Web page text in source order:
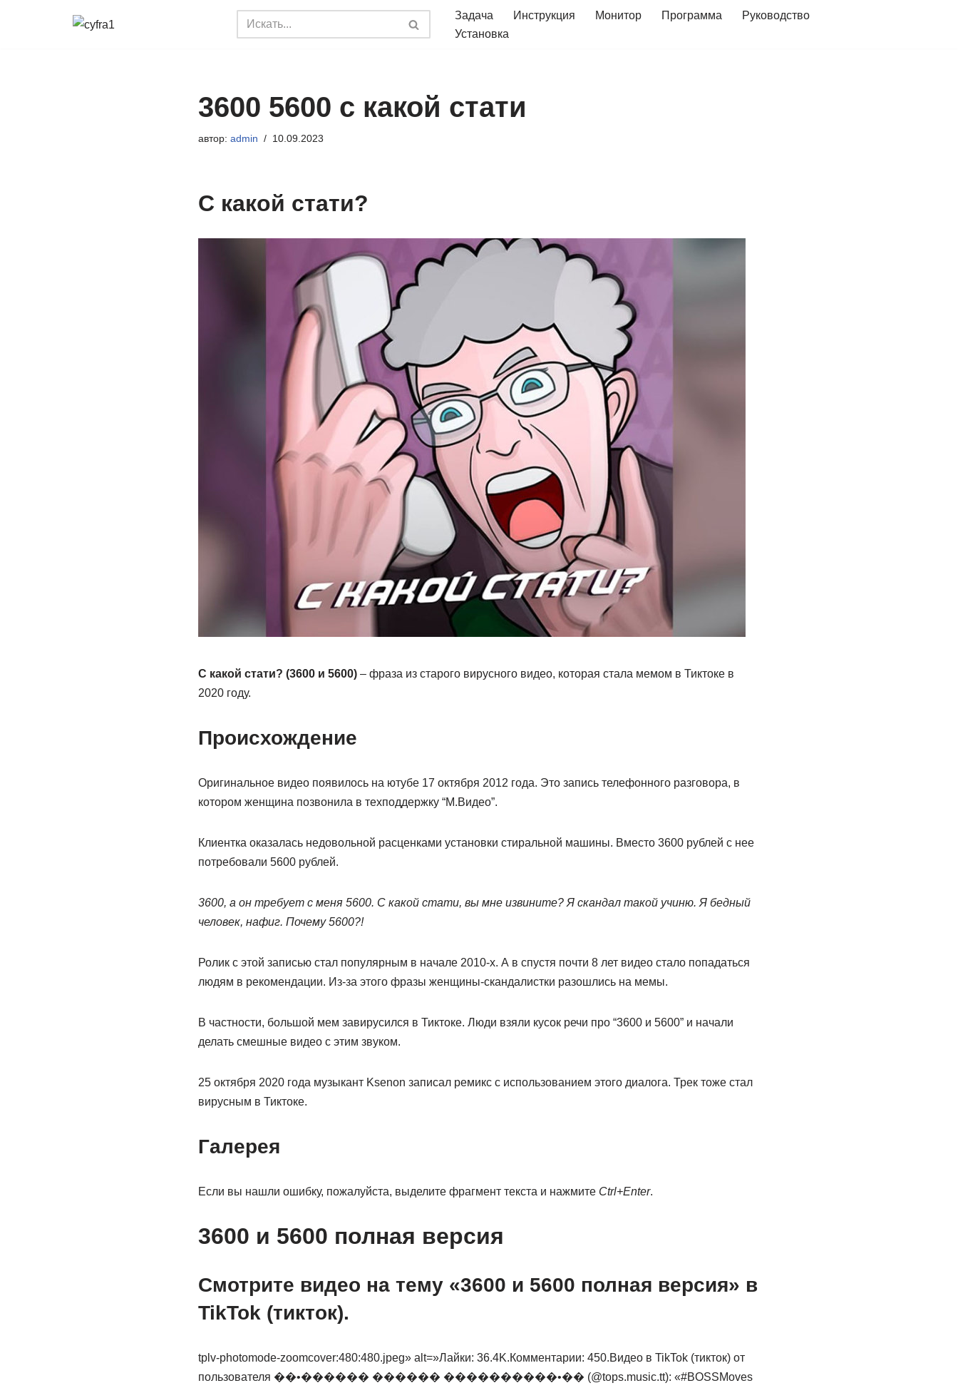
Задача Инструкция Монитор Программа
Руководство
Установка
3600 5600 с какой стати
автор: admin 10.09.2023
С какой стати?
С какой стати? (3600 и 5600)– фраза из старого вирусного видео, которая стала мемом в Тиктоке в
2020 году.
Происхождение
Оригинальное видео появилось на ютубе 17 октября 2012 года. Это запись телефонного разговора, в
котором женщина позвонила в техподдержку “М.Видео”.
Клиентка оказалась недовольной расценками установки стиральной машины. Вместо 3600 рублей с нее
потребовали 5600 рублей.
3600, а он требует с меня 5600. С какой стати, вы мне извините? Я скандал такой учиню. Я бедный
человек, нафиг. Почему 5600?!
Ролик с этой записью стал популярным в начале 2010-х. А в спустя почти 8 лет видео стало попадаться
людям в рекомендации. Из-за этого фразы женщины-скандалистки разошлись на мемы.
В частности, большой мем завирусился в Тиктоке. Люди взяли кусок речи про “3600 и 5600” и начали
делать смешные видео с этим звуком.
25 октября 2020 года музыкант Ksenon записал ремикс с использованием этого диалога. Трек тоже стал
вирусным в Тиктоке.
Галерея
Если вы нашли ошибку, пожалуйста, выделите фрагмент текста и нажмите Ctrl+Enter.
3600 и 5600 полная версия
Смотрите видео на тему «3600 и 5600 полная версия» в
TikTok (тикток).
tplv-photomode-zoomcover:480:480.jpeg» alt=»Лайки: 36.4K.Комментарии: 450.Видео в TikTok (тикток) от
пользователя ��•������ ������ ����������•�� (@tops.music.tt): «#BOSSMoves